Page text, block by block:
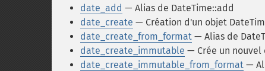
date_add — Alias de DateTime::add
date_create — Création d'un objet
date_create_from_format — Alias de
date_create_immutable — Crée un
date_create_immutable_from_format —